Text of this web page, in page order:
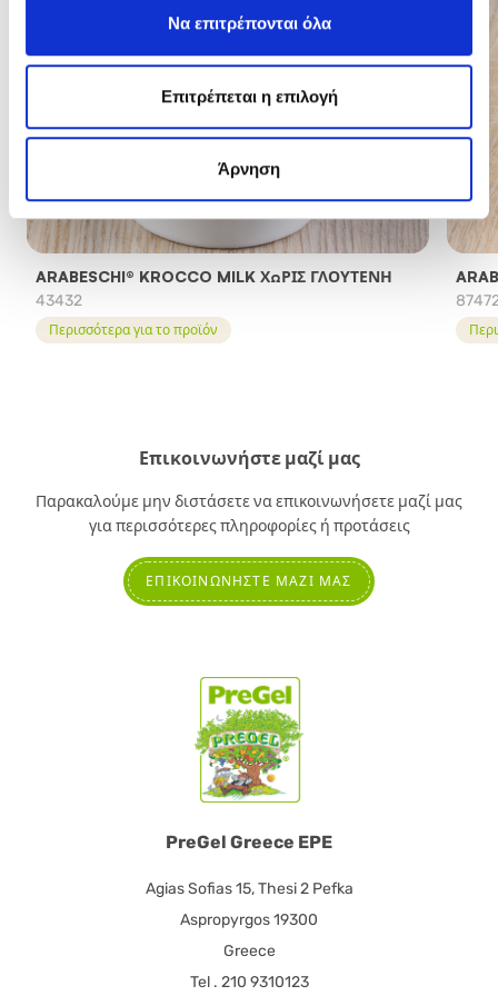
Να επιτρέπονται όλα
Επιτρέπεται η επιλογή
Άρνηση
ARABESCHI® KROCCO MILK ΧΩΡΊΣ ΓΛΟΥΤΈΝΗ
43432
Περισσότερα για το προϊόν
PreGel Greece EPE
Agias Sofias 15, Thesi 2 Pefka
Aspropyrgos 19300
Greece
Tel . 210 9310123
Επικοινωνήστε μαζί μας
Παρακαλούμε μην διστάσετε να επικοινωνήσετε μαζί μας
για περισσότερες πληροφορίες ή προτάσεις
ΕΠΙΚΟΙΝΩΝΉΣΤΕ ΜΑΖΊ ΜΑΣ